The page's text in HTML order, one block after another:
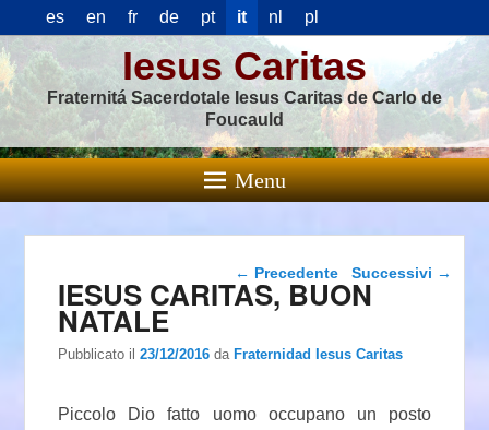
es en fr de pt it nl pl
Iesus Caritas
Fraternitá Sacerdotale Iesus Caritas de Carlo de
Foucauld
Menu
Navigazione articolo
← Precedente Successivi →
IESUS CARITAS, BUON
NATALE
Pubblicato il23/12/2016 daFraternidad Iesus Caritas
Piccolo Dio fatto uomo occupano un posto